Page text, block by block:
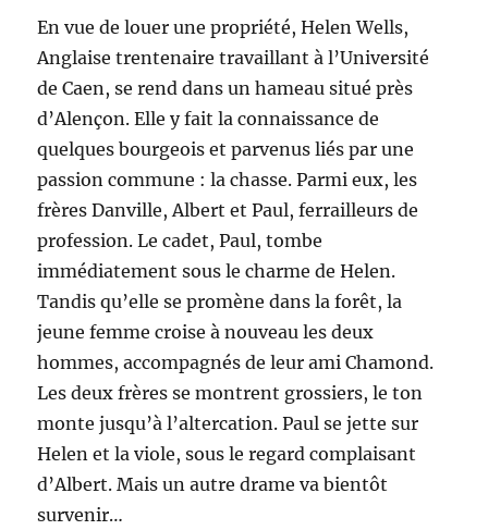
En vue de louer une propriété, Helen Wells,
Anglaise trentenaire travaillant à l’Université
de Caen, se rend dans un hameau situé près
d’Alençon. Elle y fait la connaissance de
quelques bourgeois et parvenus liés par une
passion commune : la chasse. Parmi eux, les
frères Danville, Albert et Paul, ferrailleurs de
profession. Le cadet, Paul, tombe
immédiatement sous le charme de Helen.
Tandis qu’elle se promène dans la forêt, la
jeune femme croise à nouveau les deux
hommes, accompagnés de leur ami Chamond.
Les deux frères se montrent grossiers, le ton
monte jusqu’à l’altercation. Paul se jette sur
Helen et la viole, sous le regard complaisant
d’Albert. Mais un autre drame va bientôt
survenir…